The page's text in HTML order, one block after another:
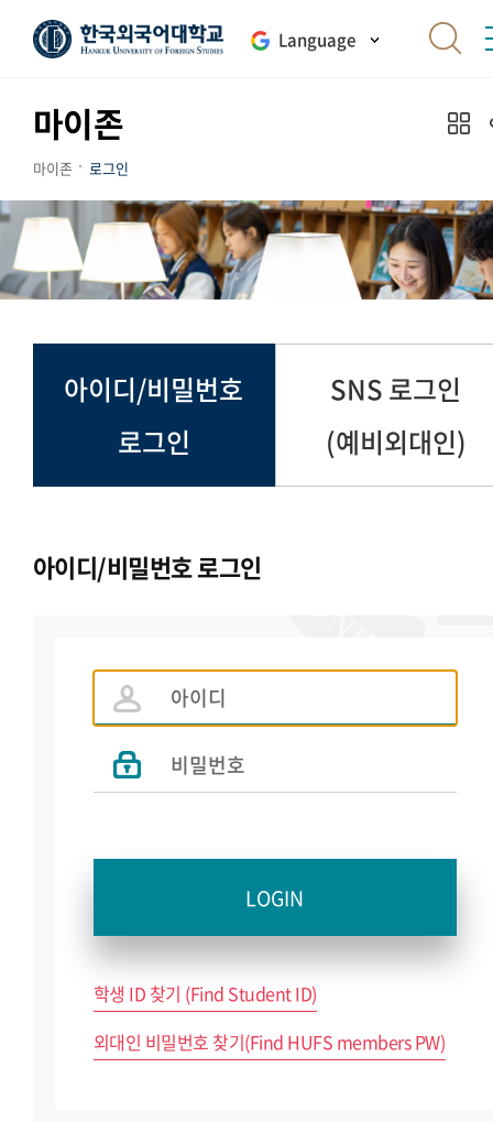
Language
마이존
마이존 로그인
아이디/비밀번호
로그인
SNS 로그인
(예비외대인)
아이디/비밀번호 로그인
학생 ID 찾기 (Find Student ID)
외대인 비밀번호 찾기(Find HUFS members PW)